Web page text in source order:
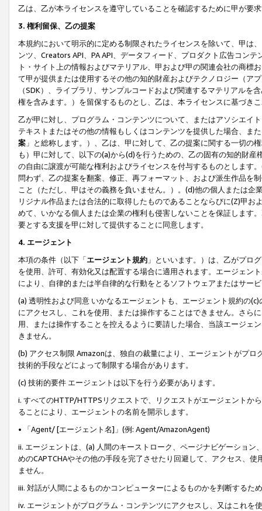
乙は、乙が本ライセンスを遵守していることを確認するために甲が要
3. 権利留保、乙の提案
本規約において明示的に定める制限されたライセンスを除いて、甲は
ンツ、Creators API、PA API、データフィード、プロダクト広告コン
ト・サイト上の情報およびマテリアル、甲および甲の関連会社の商
て甲が提供または使用するその他の知的財産およびテクノロジー（ア
（SDK）、ライブラリ、サンプルコードおよび関連するマテリアル
権を含みます。）を留保するものとし、乙は、本ライセンスに基づき
乙が甲に対し、プログラム・コンテンツについて、またはアソシエイ
テキストまたはその他の情報もしくはコンテンツを提供した場合、ま
案 」と総称します。）、乙は、甲に対して、乙の提案に関する一切
も）甲に対して、以下の(a)から(d)を行うための、乙の固有の知的財
の自由に譲渡が可能な権利およびライセンスを付与するものとします
問わず、乙の提案を翻案、修正、再フォーマット、および派生作品を
こと（ただし、甲はその義務を負いません。）。(d)他の個人または
リジナル作品または合法的に取得したものであることならびに(Z)甲
めて、いかなる個人または企業の権利も侵害しないことを保証します
要とする支援を甲に対して提供することに同意します。
4. エージェント
本項の条件（以下「エージェント規約 」といいます。）は、乙がプロ
を使用、許可、有効化又は配置する場合に適用されます。エージェン
により、自律的または半自律的な行動をとるソフトウェアまたはサー
(a) 透明性および同意 いかなるエージェントも、エージェント規約の
にアクセスし、これを使用、または操作することはできません。さら
用、または操作することを控えるように要請した場合、当該エージェ
きません。
(b) アクセス制限 Amazonは、独自の裁量により、エージェントがプ
技術的手段などによって制限する場合があります。
(c) 技術的要件 エージェントは以下を行う必要があります。
i. すべてのHTTP/HTTPSリクエストで、リクエストがエージェントか
ることにより、エージェントの名前を開示します。
• 「Agent/ [エージェント名]」(例: Agent/AmazonAgent)
ii. エージェントは、(a) 人間のキーストローク、ページナビゲーショ
めのCAPTCHAやその他の手段を完了させたり回避して、アクセス、
ません。
iii. 対話が人間によるものかコンピューターによるものかを判断するた
iv. エージェントがプログラム・コンテンツにアクセスし、又はこれ